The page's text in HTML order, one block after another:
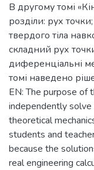
В другому томі
розділи: рух
твердого тіла
складний рух
диференціальні
томі наведено
EN: The purpose of
independently
theoretical
students and
because the
real engineering